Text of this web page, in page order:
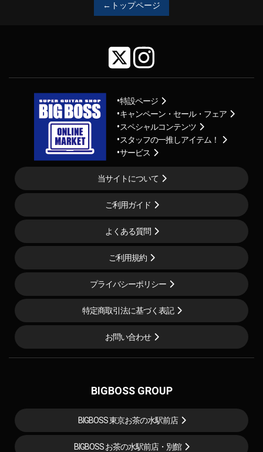
←トップページ
特設ページ
キャンペーン・セール・フェア
スペシャルコンテンツ
スタッフの一推しアイテム！
サービス
当サイトについて
ご利用ガイド
よくある質問
ご利用規約
プライバシーポリシー
特定商取引法に基づく表記
お問い合わせ
BIGBOSS GROUP
BIGBOSS 東京お茶の水駅前店
BIGBOSS お茶の水駅前店・別館